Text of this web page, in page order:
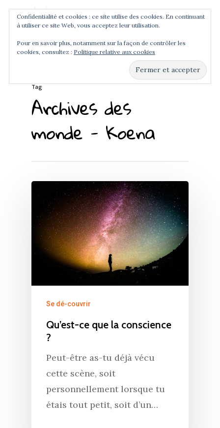
Hit enter to search or ESC to close
Tag
Archives des
monde - Koena
Se dé-couvrir
Qu’est-ce que la conscience
?
Peut-être as-tu déjà vécu
cette scène, soit
personnellement lorsque tu
étais tout petit, soit d’un…
Confidentialité et cookies : ce site utilise des cookies. En continuant
à utiliser ce site Web, vous acceptez leur utilisation.
Pour en savoir plus, notamment sur la façon de contrôler les
cookies, consultez : Politique relative aux cookies